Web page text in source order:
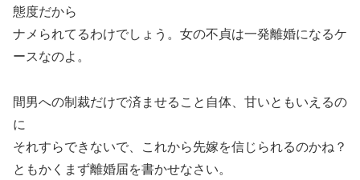
態度だから
ナメられてるわけでしょう。女の不貞は一発離婚になるケ
ースなのよ。
間男への制裁だけで済ませること自体、甘いともいえるの
に
それすらできないで、これから先嫁を信じられるのかね？
ともかくまず離婚届を書かせなさい。